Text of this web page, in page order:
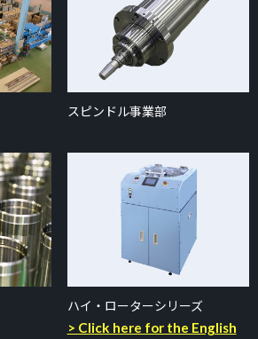
スピンドル事業部
ハイ・ローターシリーズ
> Click here for the English